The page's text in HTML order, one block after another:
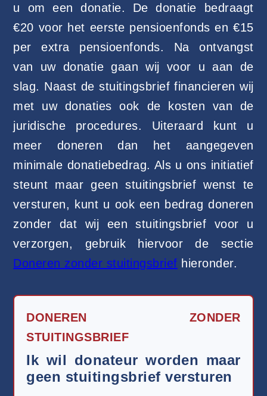
u om een donatie. De donatie bedraagt
€20 voor het eerste pensioenfonds en €15
per extra pensioenfonds. Na ontvangst
van uw donatie gaan wij voor u aan de
slag. Naast de stuitingsbrief financieren wij
met uw donaties ook de kosten van de
juridische procedures. Uiteraard kunt u
meer doneren dan het aangegeven
minimale donatiebedrag. Als u ons initiatief
steunt maar geen stuitingsbrief wenst te
versturen, kunt u ook een bedrag doneren
zonder dat wij een stuitingsbrief voor u
verzorgen, gebruik hiervoor de sectie
Doneren zonder stuitingsbrief hieronder.
DONEREN ZONDER
STUITINGSBRIEF
Ik wil donateur worden maar
geen stuitingsbrief versturen